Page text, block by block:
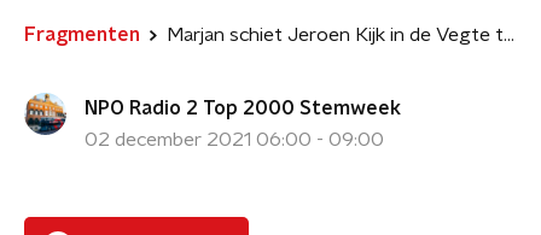
Fragmenten Marjan schiet Jeroen Kijk in de Vegte te hulp met vergeten 'Voilà'
NPO Radio 2 Top 2000 Stemweek
02 december 2021 06:00 - 09:00